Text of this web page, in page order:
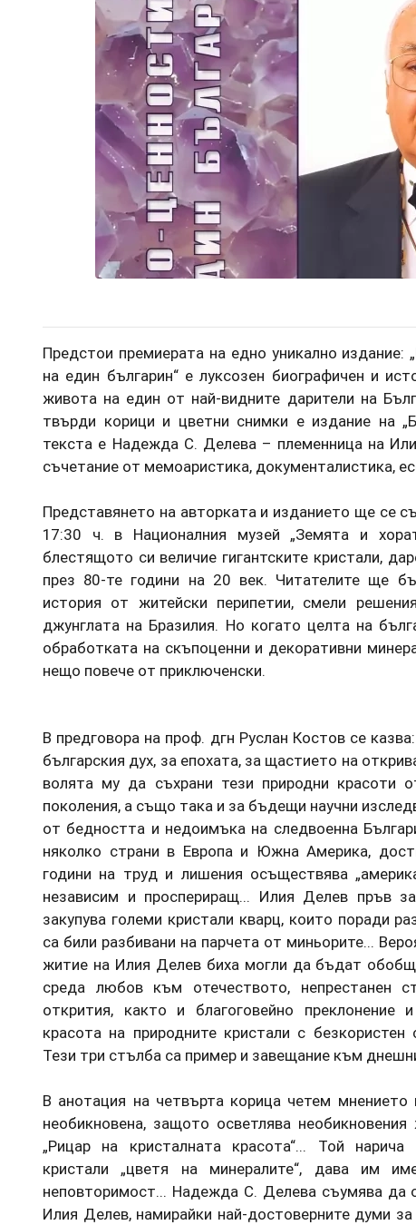
Предстои премиерата на едно уникално издание:
на един българин“ е луксозен биографичен и
живота на един от най-видните дарители на
твърди корици и цветни снимки е издание на
текста е Надежда С. Делева – племенница на
съчетание от мемоаристика, документалистика,
Представянето на авторката и изданието ще се
17:30 ч. в Националния музей „Земята и
блестящото си величие гигантските кристали,
през 80-те години на 20 век. Читателите ще
история от житейски перипетии, смели
джунглата на Бразилия. Но когато целта на
обработката на скъпоценни и декоративни
нещо повече от приключенски.
В предговора на проф. дгн Руслан Костов се
българския дух, за епохата, за щастието на
волята му да съхрани тези природни красоти
поколения, а също така и за бъдещи научни
от бедността и недоимъка на следвоенна
няколко страни в Европа и Южна Америка,
години на труд и лишения осъществява
независим и проспериращ... Илия Делев пръв
закупува големи кристали кварц, които поради
са били разбивани на парчета от миньорите...
житие на Илия Делев биха могли да бъдат
среда любов към отечеството, непрестанен
открития, както и благоговейно преклонение
красота на природните кристали с
Тези три стълба са пример и завещание към
В анотация на четвърта корица четем мнението
необикновена, защото осветлява
„Рицар на кристалната красота“... Той
кристали „цветя на минералите“, дава им
неповторимост... Надежда С. Делева съумява да
Илия Делев, намирайки най-достоверните думи